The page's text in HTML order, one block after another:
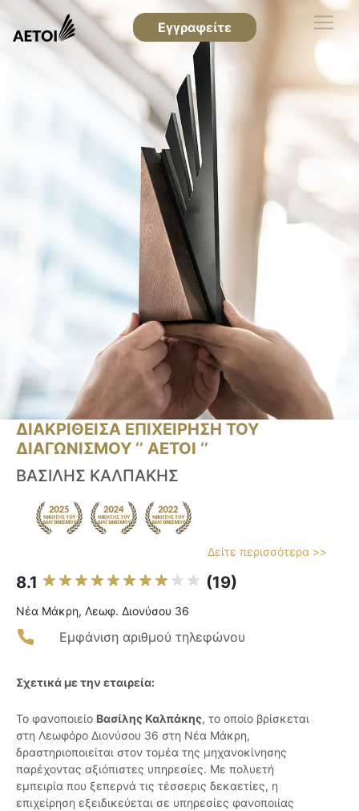
Εγγραφείτε
ΔΙΑΚΡΙΘΕΙΣΑ ΕΠΙΧΕΙΡΗΣΗ ΤΟΥ
ΔΙΑΓΩΝΙΣΜΟΥ ‘’ ΑΕΤΟΙ ‘’
ΒΑΣΙΛΗΣ ΚΑΛΠΑΚΗΣ
Δείτε περισσότερα >>
8.1 (19)
Νέα Μάκρη, Λεωφ. Διονύσου 36
Εμφάνιση αριθμού τηλεφώνου
Σχετικά με την εταιρεία:
Το φανοποιείο Βασίλης Καλπάκης, το οποίο βρίσκεται
στη Λεωφόρο Διονύσου 36 στη Νέα Μάκρη,
δραστηριοποιείται στον τομέα της μηχανοκίνησης
παρέχοντας αξιόπιστες υπηρεσίες. Με πολυετή
εμπειρία που ξεπερνά τις τέσσερις δεκαετίες, η
επιχείρηση εξειδικεύεται σε υπηρεσίες φανοποιίας